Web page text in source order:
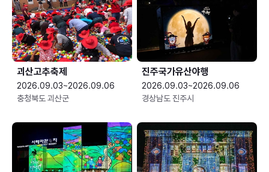
괴산고추축제
2026.09.03~2026.09.06
충청북도 괴산군
진주국가유산야행
2026.09.03~2026.09.06
경상남도 진주시